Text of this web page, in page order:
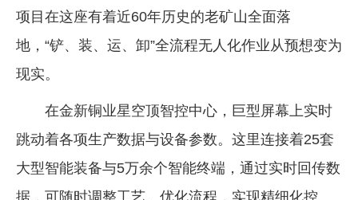
项目在这座有着近60年历史的老矿山全面落
地，“铲、装、运、卸”全流程无人化作业从预想变为
现实。
在金新铜业星空顶智控中心，巨型屏幕上实时
跳动着各项生产数据与设备参数。这里连接着25套
大型智能装备与5万余个智能终端，通过实时回传数
据，可随时调整工艺、优化流程，实现精细化控